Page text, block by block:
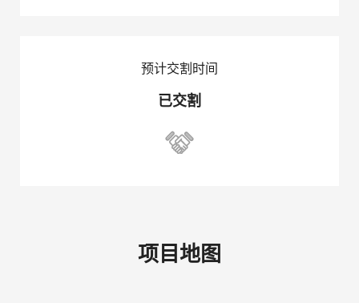
预计交割时间
已交割

项目地图